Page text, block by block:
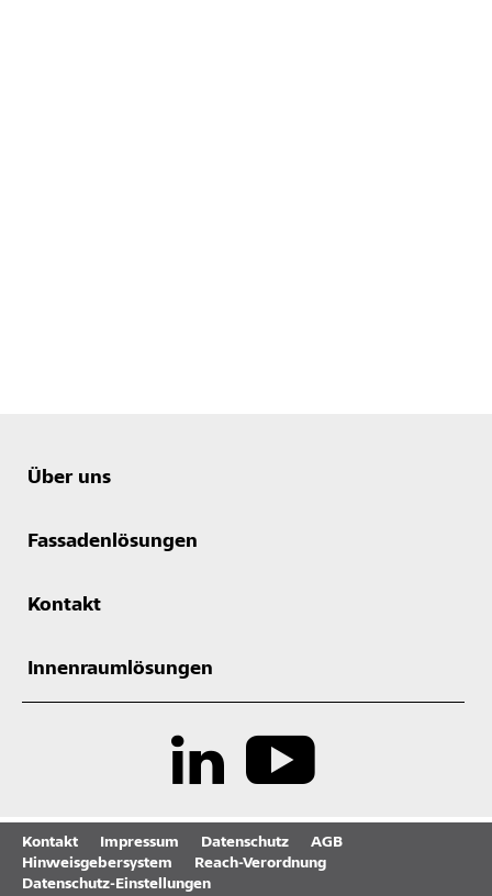
Über uns
Fassadenlösungen
Kontakt
Innenraumlösungen
Kontakt Impressum Datenschutz
AGB
Hinweisgebersystem
Reach-Verordnung
Datenschutz-Einstellungen